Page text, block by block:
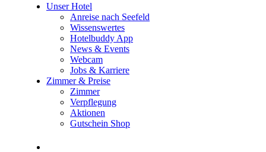
Unser Hotel
Anreise nach Seefeld
Wissenswertes
Hotelbuddy App
News & Events
Webcam
Jobs & Karriere
Zimmer & Preise
Zimmer
Verpflegung
Aktionen
Gutschein Shop